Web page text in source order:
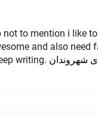
to mention i like
and also need
writing. شهروندان